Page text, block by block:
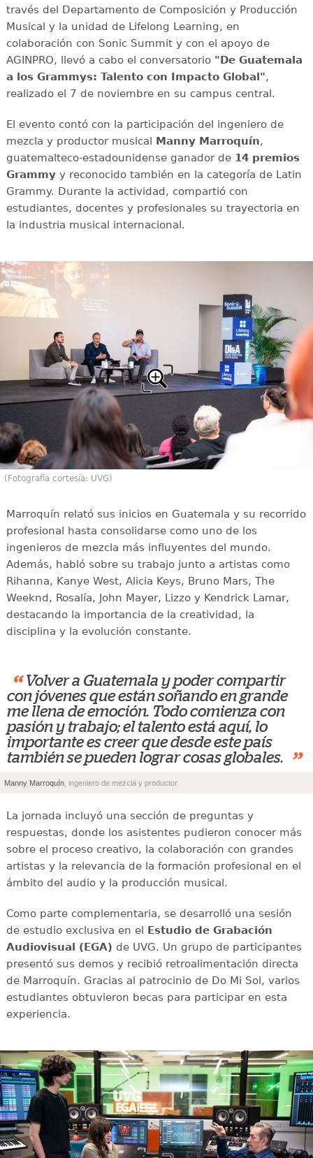
través del Departamento de Composición y Producción
Musical y la unidad de Lifelong Learning, en
colaboración con Sonic Summit y con el apoyo de
AGINPRO, llevó a cabo el conversatorio "De Guatemala
a los Grammys: Talento con Impacto Global",
realizado el 7 de noviembre en su campus central.
El evento contó con la participación del ingeniero de
mezcla y productor musical Manny Marroquín,
guatemalteco-estadounidense ganador de 14 premios
Grammyy reconocido también en la categoría de Latin
Grammy. Durante la actividad, compartió con
estudiantes, docentes y profesionales su trayectoria en
la industria musical internacional.
(Fotografía cortesía: UVG)
Marroquín relató sus inicios en Guatemala y su recorrido
profesional hasta consolidarse como uno de los
ingenieros de mezcla más influyentes del mundo.
Además, habló sobre su trabajo junto a artistas como
Rihanna, Kanye West, Alicia Keys, Bruno Mars, The
Weeknd, Rosalía, John Mayer, Lizzo y Kendrick Lamar,
destacando la importancia de la creatividad, la
disciplina y la evolución constante.
“ Volver a Guatemala y poder compartir
con jóvenes que están soñando en grande
me llena de emoción. Todo comienza con
pasión y trabajo; el talento está aquí, lo
importante es creer que desde este país
también se pueden lograr cosas globales.
”
Manny Marroquín , ingeniero de mezcla y productor.
La jornada incluyó una sección de preguntas y
respuestas, donde los asistentes pudieron conocer más
sobre el proceso creativo, la colaboración con grandes
artistas y la relevancia de la formación profesional en el
ámbito del audio y la producción musical.
Como parte complementaria, se desarrolló una sesión
de estudio exclusiva en el
Estudio de Grabación
Audiovisual (EGA) de UVG. Un grupo de participantes
presentó sus demos y recibió retroalimentación directa
de Marroquín. Gracias al patrocinio de Do Mi Sol, varios
estudiantes obtuvieron becas para participar en esta
experiencia.